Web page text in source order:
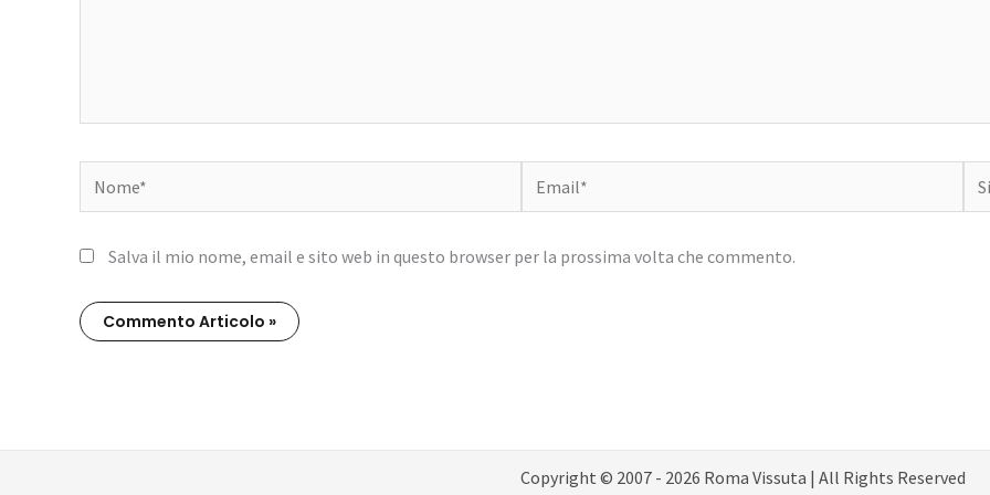
Nome* Email*
Salva il mio nome, email e sito web in questo browser per la prossima volta che commento.
Copyright © 2007 - 2026 Roma Vissuta | All Rights Reserved